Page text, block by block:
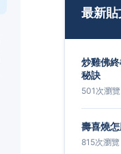
最新貼
炒雞佛
秘訣
501次瀏覽
壽喜燒
815次瀏覽